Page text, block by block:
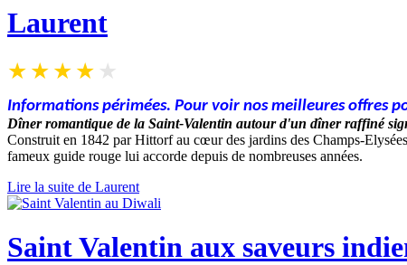
Laurent
Informations périmées. Pour voir nos meilleures offres
Dîner romantique de la Saint-Valentin autour d'un dîner raffiné
Construit en 1842 par Hittorf au cœur des jardins des Champs-
fameux guide rouge lui accorde depuis de nombreuses années.
Lire la suite de Laurent
Saint Valentin aux saveurs